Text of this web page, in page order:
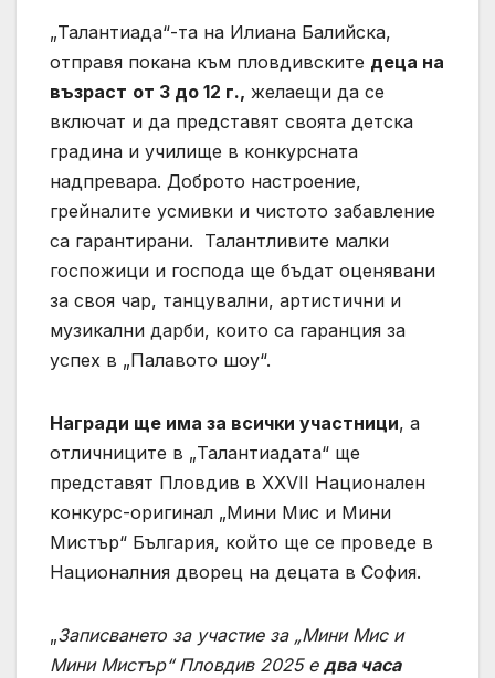
„Талантиада“-та на Илиана Балийска,
отправя покана към пловдивските деца на
възраст от 3 до 12 г., желаещи да се
включат и да представят своята детска
градина и училище в конкурсната
надпревара. Доброто настроение,
грейналите усмивки и чистото забавление
са гарантирани. Талантливите малки
госпожици и господа ще бъдат оценявани
за своя чар, танцувални, артистични и
музикални дарби, които са гаранция за
успех в „Палавото шоу“.
Награди ще има за всички участници, а
отличниците в „Талантиадата“ ще
представят Пловдив в XXVII Национален
конкурс-оригинал „Мини Мис и Мини
Мистър“ България, който ще се проведе в
Националния дворец на децата в София.
„Записването за участие за „Мини Мис и
Мини Мистър“ Пловдив 2025 е два часа